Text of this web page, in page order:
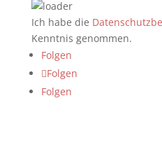
Ich habe die
Kenntnis genommen.
Folgen
Folgen
Folgen